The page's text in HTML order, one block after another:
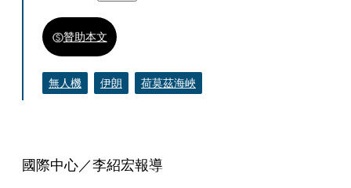
贊助本文
無人機 伊朗 荷莫茲海峽
國際中心／李紹宏報導